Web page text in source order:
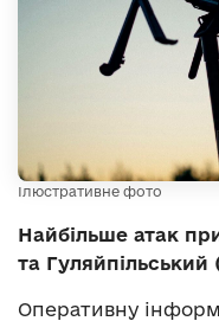
Ілюстративне фото
Найбільше атак
та
Оперативну